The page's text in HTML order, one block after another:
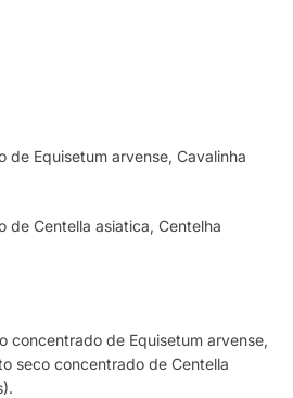
de Equisetum arvense, Cavalinha
de Centella asiatica, Centelha
concentrado de Equisetum arvense,
seco concentrado de Centella